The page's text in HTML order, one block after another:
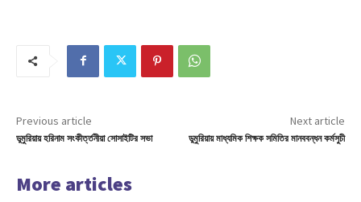
Previous article
ডুমুরিয়ায় হরিনাম সংকীর্ত্তনীয়া সোসাইটির সভা
Next article
ডুমুরিয়ায় মাধ্যমিক শিক্ষক সমিতির মানববন্ধন কর্মসুচী
More articles